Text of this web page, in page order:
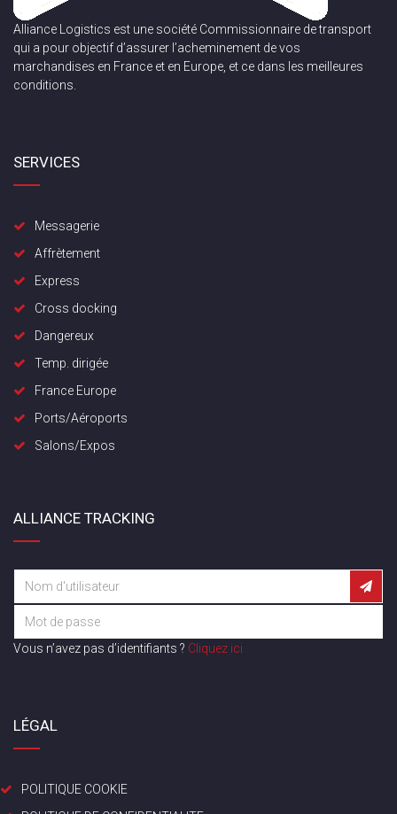
Alliance Logistics est une société Commissionnaire de transport
qui a pour objectif d’assurer l’acheminement de vos
marchandises en France et en Europe, et ce dans les meilleures
conditions.
SERVICES
Messagerie
Affrètement
Express
Cross docking
Dangereux
Temp. dirigée
France Europe
Ports/Aéroports
Salons/Expos
ALLIANCE TRACKING
Vous n’avez pas d’identifiants ? Cliquez ici
LÉGAL
POLITIQUE COOKIE